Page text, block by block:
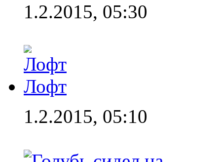
1.2.2015, 05:30
Лофт
1.2.2015, 05:10